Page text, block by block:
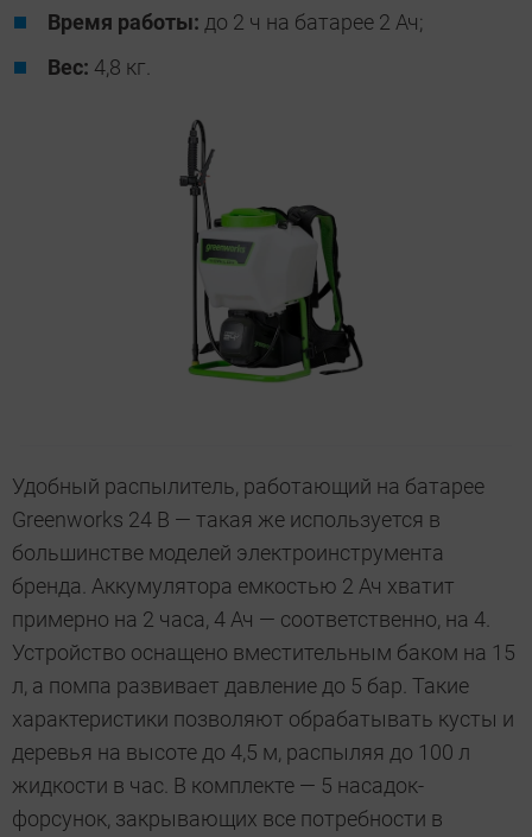
Время работы: до 2 ч на батарее 2 Ач;
Вес: 4,8 кг.
Удобный распылитель, работающий на батарее
Greenworks 24 В — такая же используется в
большинстве моделей электроинструмента
бренда. Аккумулятора емкостью 2 Ач хватит
примерно на 2 часа, 4 Ач — соответственно, на 4.
Устройство оснащено вместительным баком на 15
л, а помпа развивает давление до 5 бар. Такие
характеристики позволяют обрабатывать кусты и
деревья на высоте до 4,5 м, распыляя до 100 л
жидкости в час. В комплекте — 5 насадок-
форсунок, закрывающих все потребности в